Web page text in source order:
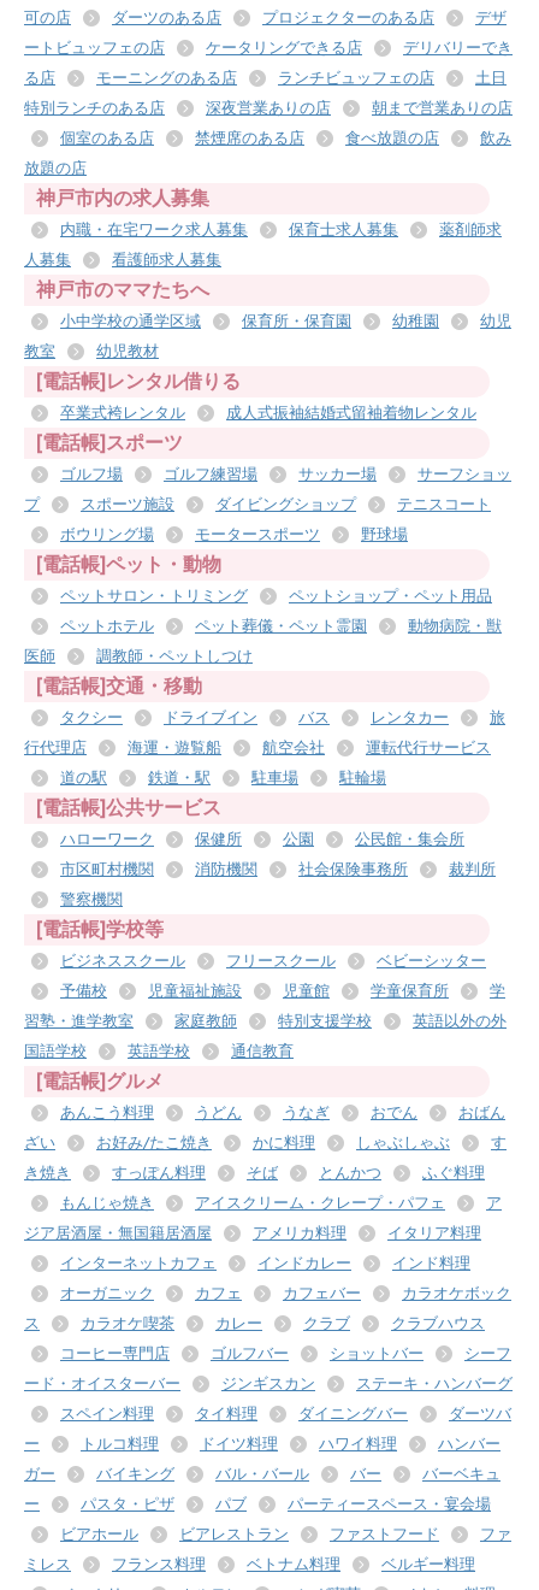
可の店
ダーツのある店 プロジェクターのある店
デザ
ートビュッフェの店
ケータリングできる店
デリバリーでき
る店
モーニングのある店 ランチビュッフェの店
土日
特別ランチのある店
深夜営業ありの店
朝まで営業ありの店
個室のある店
禁煙席のある店 食べ放題の店
飲み
放題の店
神戸市内の求人募集
内職・在宅ワーク求人募集 保育士求人募集
薬剤師求
人募集
看護師求人募集
神戸市のママたちへ
小中学校の通学区域 保育所・保育園 幼稚園
幼児
教室
幼児教材
[電話帳]レンタル借りる
卒業式袴レンタル 成人式振袖結婚式留袖着物レンタル
[電話帳]スポーツ
ゴルフ場 ゴルフ練習場 サッカー場
サーフショッ
プ
スポーツ施設 ダイビングショップ
テニスコート
ボウリング場
モータースポーツ 野球場
[電話帳]ペット・動物
ペットサロン・トリミング
ペットショップ・ペット用品
ペットホテル
ペット葬儀・ペット霊園
動物病院・獣
医師
調教師・ペットしつけ
[電話帳]交通・移動
タクシー ドライブイン バス レンタカー
旅
行代理店
海運・遊覧船 航空会社
運転代行サービス
道の駅
鉄道・駅 駐車場 駐輪場
[電話帳]公共サービス
ハローワーク 保健所 公園
公民館・集会所
市区町村機関
消防機関 社会保険事務所
裁判所
警察機関
[電話帳]学校等
ビジネススクール フリースクール
ベビーシッター
予備校
児童福祉施設 児童館 学童保育所
学
習塾・進学教室
家庭教師 特別支援学校
英語以外の外
国語学校
英語学校 通信教育
[電話帳]グルメ
あんこう料理 うどん うなぎ おでん
おばん
ざい
お好み/たこ焼き かに料理 しゃぶしゃぶ
す
き焼き
すっぽん料理 そば とんかつ
ふぐ料理
もんじゃ焼き
アイスクリーム・クレープ・パフェ
ア
ジア居酒屋・無国籍居酒屋
アメリカ料理
イタリア料理
インターネットカフェ
インドカレー
インド料理
オーガニック
カフェ カフェバー
カラオケボック
ス
カラオケ喫茶 カレー クラブ
クラブハウス
コーヒー専門店
ゴルフバー ショットバー
シーフ
ード・オイスターバー
ジンギスカン
ステーキ・ハンバーグ
スペイン料理
タイ料理 ダイニングバー
ダーツバ
ー
トルコ料理 ドイツ料理 ハワイ料理
ハンバー
ガー
バイキング バル・バール バー
バーベキュ
ー
パスタ・ピザ パブ
パーティースペース・宴会場
ビアホール
ビアレストラン ファストフード
ファ
ミレス
フランス料理 ベトナム料理
ベルギー料理